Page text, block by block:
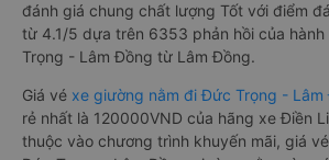
đánh giá chung chất lượng Tốt với điểm
từ 4.1/5 dựa trên 6353 phản hồi của
Trọng - Lâm Đồng từ Lâm Đồng.
Giá vé xe giường nằm đi Đức Trọng -
rẻ nhất là 120000VND của hãng xe Điền
thuộc vào chương trình khuyến mãi, giá